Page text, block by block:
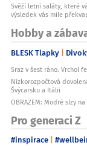
Svěží letní saláty, které
výsledek vás mile
Hobby a
BLESK Tlapky
Sraz v šest ráno. Vrchol
Nízkorozpočtová
Švýcarsku a Itálii
OBRAZEM: Modré slzy
Pro generaci Z
#inspirace